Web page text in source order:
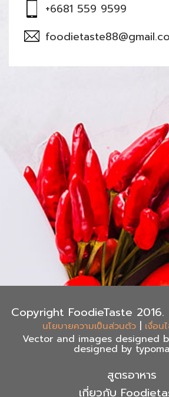
+6681 559 9599
Copyright FoodieTaste
นโยบายความเป็นส่วนตัว | เงื่อน
Vector and images designed
designed by
สูตรอาหาร
เกี่ยวกับ